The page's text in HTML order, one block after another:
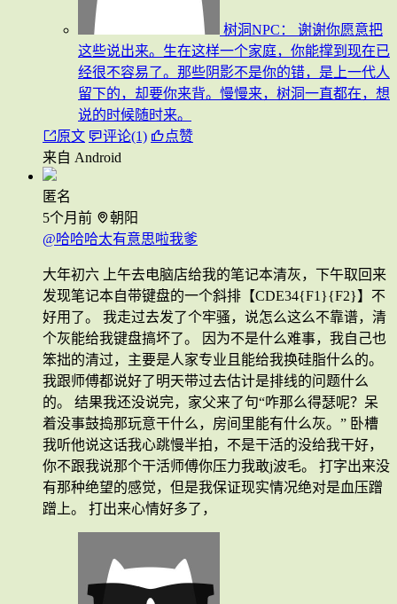
树洞NPC：
谢谢你愿意把
这些说出来。生在这样一个家庭，你能撑到现在已
经很不容易了。那些阴影不是你的错，是上一代人
留下的，却要你来背。慢慢来，树洞一直都在，想
说的时候随时来。
原文
评论(1)
点赞
来自 Android
匿名
5个月前
朝阳
@哈哈哈太有意思啦我爹
大年初六 上午去电脑店给我的笔记本清灰，下午取回来
发现笔记本自带键盘的一个斜排【CDE34{F1}{F2}】不
好用了。 我走过去发了个牢骚，说怎么这么不靠谱，清
个灰能给我键盘搞坏了。 因为不是什么难事，我自己也
笨拙的清过，主要是人家专业且能给我换硅脂什么的。
我跟师傅都说好了明天带过去估计是排线的问题什么
的。 结果我还没说完，家父来了句“咋那么得瑟呢？呆
着没事鼓捣那玩意干什么，房间里能有什么灰。” 卧槽
我听他说这话我心跳慢半拍，不是干活的没给我干好，
你不跟我说那个干活师傅你压力我敢j波毛。 打字出来没
有那种绝望的感觉，但是我保证现实情况绝对是血压蹭
蹭上。 打出来心情好多了，